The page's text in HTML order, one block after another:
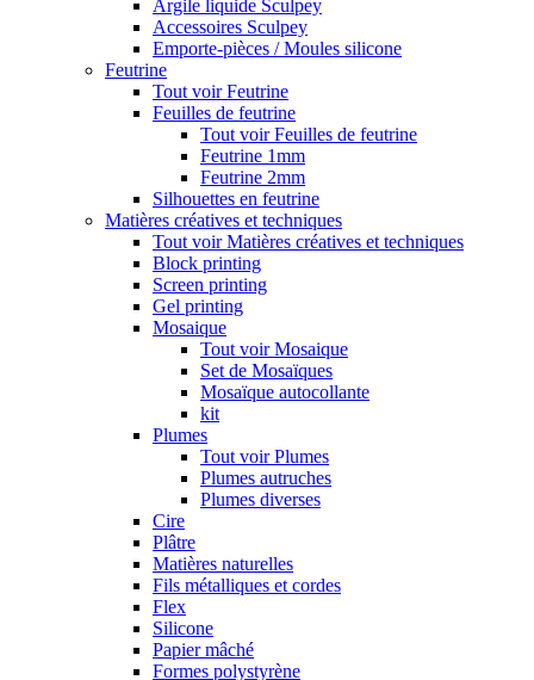
Argile liquide Sculpey
Accessoires Sculpey
Emporte-pièces / Moules silicone
Feutrine
Tout voir Feutrine
Feuilles de feutrine
Tout voir Feuilles de feutrine
Feutrine 1mm
Feutrine 2mm
Silhouettes en feutrine
Matières créatives et techniques
Tout voir Matières créatives et techniques
Block printing
Screen printing
Gel printing
Mosaique
Tout voir Mosaique
Set de Mosaïques
Mosaïque autocollante
kit
Plumes
Tout voir Plumes
Plumes autruches
Plumes diverses
Cire
Plâtre
Matières naturelles
Fils métalliques et cordes
Flex
Silicone
Papier mâché
Formes polystyrène